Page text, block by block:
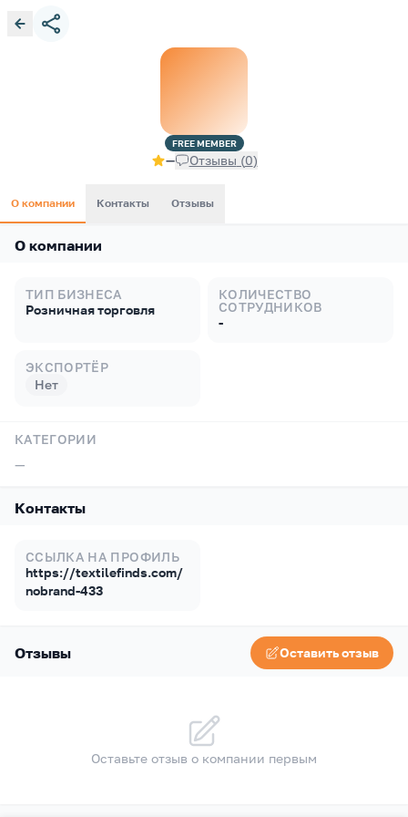
FREEMEMBER
— Отзывы (0)
О компании Контакты Отзывы
О компании
ТИП БИЗНЕСА
Розничная торговля
КОЛИЧЕСТВО
СОТРУДНИКОВ
-
ЭКСПОРТЁР
Нет
КАТЕГОРИИ
—
Контакты
ССЫЛКА НА ПРОФИЛЬ
https://textilefinds.com/
nobrand-433
Отзывы Оставить отзыв
Оставьте отзыв о компании первым